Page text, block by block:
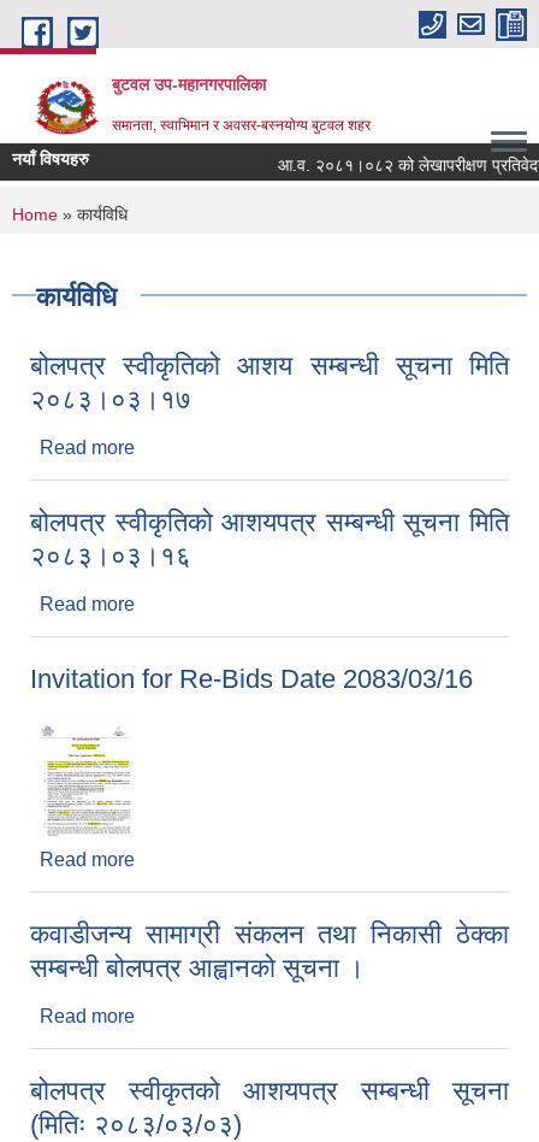
Skip to main content
बुटवल उप-महानगरपालिका
समानता, स्वाभिमान र अवसर-बस्नयोग्य बुटवल शहर
नयाँ विषयहरु आ.व. २०८१।०८२ को लेखापरीक्षण प्रतिवेदन
You are here
Home » कार्यविधि
कार्यविधि
बोलपत्र स्वीकृतिको आशय सम्बन्धी सूचना मिति
२०८३।०३।१७
Read more
बोलपत्र स्वीकृतिको आशयपत्र सम्बन्धी सूचना मिति
२०८३।०३।१६
Read more
Invitation for Re-Bids Date 2083/03/16
Read more
कवाडीजन्य सामाग्री संकलन तथा निकासी ठेक्का
सम्बन्धी बोलपत्र आह्वानको सूचना ।
Read more
बोलपत्र स्वीकृतको आशयपत्र सम्बन्धी सूचना
(मितिः २०८३/०३/०३)